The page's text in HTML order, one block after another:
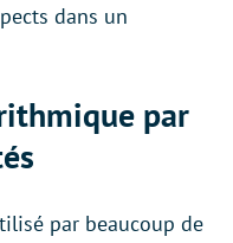
dans un
par
par beaucoup de